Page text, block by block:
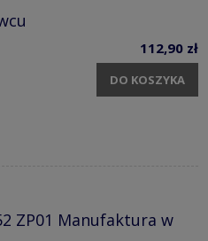
112,90 zł
DO KOSZYKA
ZP01 Manufaktura w